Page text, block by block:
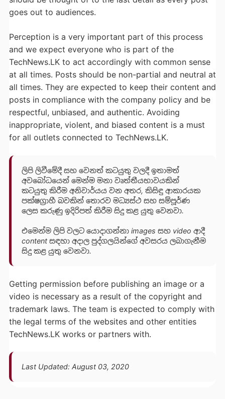
goes out to audiences.
Perception is a very important part of this process
and we expect everyone who is part of the
TechNews.LK to act accordingly with common sense
at all times. Posts should be non-partial and neutral at
all times. They are expected to keep their content and
posts in compliance with the company policy and be
respectful, unbiased, and authentic. Avoiding
inappropriate, violent, and biased content is a must
for all outlets connected to TechNews.LK.
ලිපි ලිවීමේදී සහ වෙනත් කටයුතු වලදී ඉතාමත්
අවබෝධයෙන් මෙන්ම මනා වෘත්තීයභාවයකින්
කටයුතු කිරීම අනිවාර්යය වන අතර, කිසිඳු ආකාරයක
පක්ෂග්‍රාහී බවකින් තොරව මධ්‍යස්ථ සහ සම්පූර්ණ
ලෙස කරුණු ඉදිරිපත් කිරීම සිදු කළ යුතු වෙනවා.
එමෙන්ම ලිපි වලට යොදාගන්නා images සහ video ආදී
content සඳහා අදාල පුද්ගලයින්ගේ අවසරය ලබාගැනීම
සිදු කළ යුතු වෙනවා.
Getting permission before publishing an image or a
video is necessary as a result of the copyright and
trademark laws. The team is expected to comply with
the legal terms of the websites and other entities
TechNews.LK works or partners with.
Last Updated: August 03, 2020